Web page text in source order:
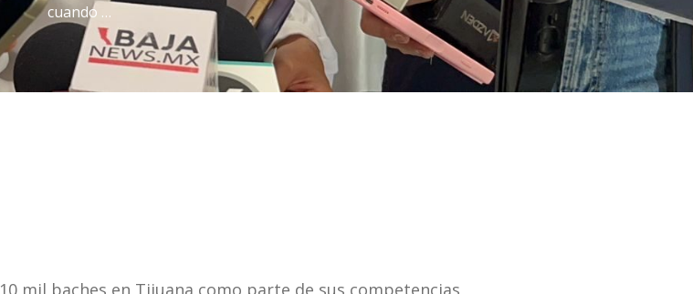
cuando …
mil baches en Tijuana como parte de sus competencias